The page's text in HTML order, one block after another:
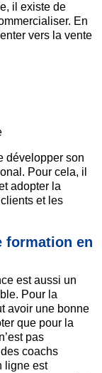
il existe de
En
vers la vente
développer son
Pour cela, il
adopter la
et les
formation en
est aussi un
Pour la
avoir une bonne
que pour la
pas
coachs
ligne est